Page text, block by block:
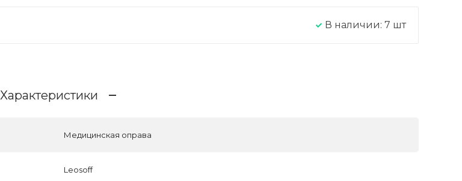
В наличии: 7 шт
Характеристики
Медицинская оправа
Leosoff